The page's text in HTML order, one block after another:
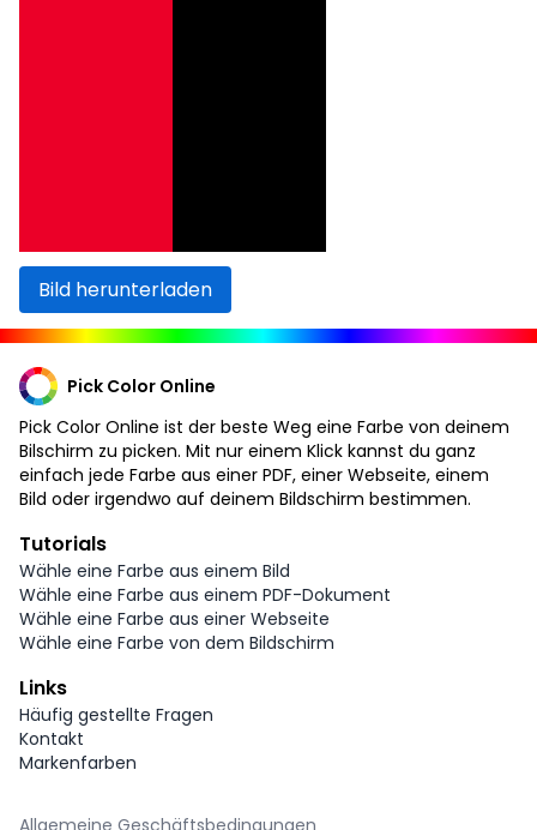
Bild herunterladen
Pick Color Online
Pick Color Online ist der beste Weg eine Farbe von deinem
Bilschirm zu picken. Mit nur einem Klick kannst du ganz
einfach jede Farbe aus einer PDF, einer Webseite, einem
Bild oder irgendwo auf deinem Bildschirm bestimmen.
Tutorials
Wähle eine Farbe aus einem Bild
Wähle eine Farbe aus einem PDF-Dokument
Wähle eine Farbe aus einer Webseite
Wähle eine Farbe von dem Bildschirm
Links
Häufig gestellte Fragen
Kontakt
Markenfarben
Allgemeine Geschäftsbedingungen